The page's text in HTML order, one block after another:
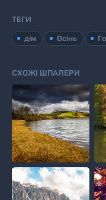
ТЕГИ
дім Осінь
СХОЖІ ШПАЛЕРИ